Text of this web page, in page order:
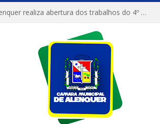
Câmara Municipal de Alenquer realiza abertura dos trabalhos do 4º Período Legislativo